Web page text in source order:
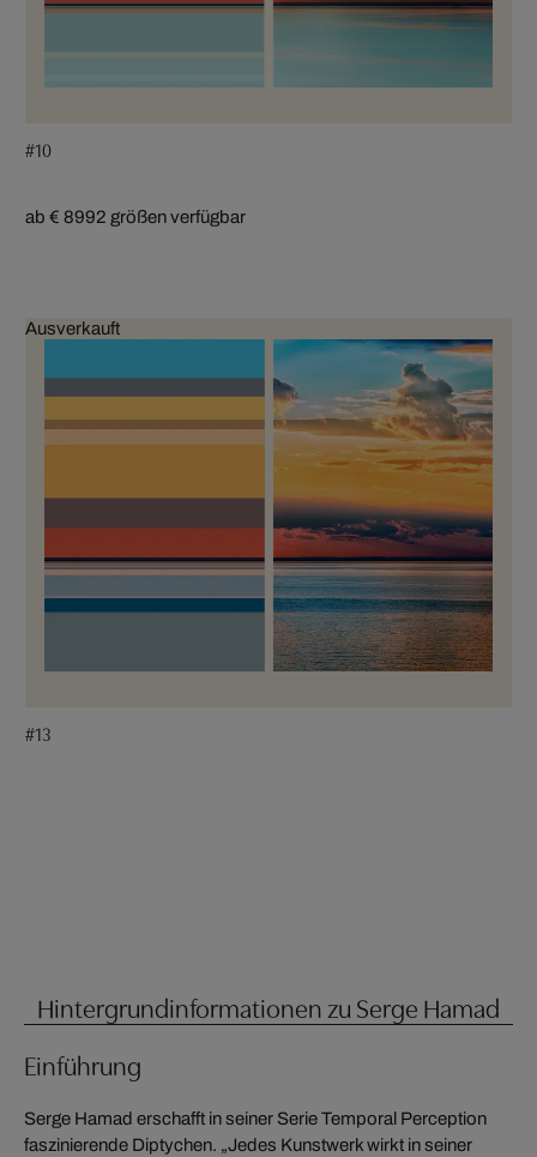
#10
ab € 8992 größen verfügbar
Ausverkauft
#13
Hintergrundinformationen zu Serge Hamad
Einführung
Serge Hamad erschafft in seiner Serie Temporal Perception
faszinierende Diptychen. „Jedes Kunstwerk wirkt in seiner